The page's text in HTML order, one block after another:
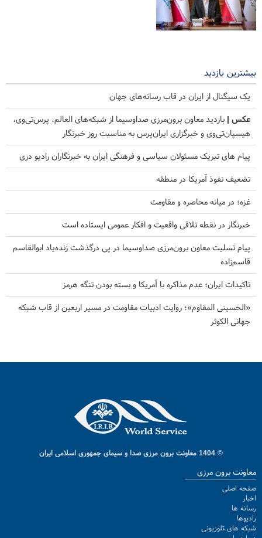
بیشترین بازدید
یک سیگنال از ایران در قاب رسانه‌های جهان
عکس | بازدید معاون برون‌مرزی صداوسیما از شبکه‌های العالم، پرس‌تی‌وی،
هیسپان‌تی‌وی و خبرگزاری ایران‌پرس به مناسبت روز خبرنگار
پیام های تبریک مسئولان سیاسی و فرهنگی ایران به خبرنگاران رادیو دری
تضعیف نفوذ آمریکا در منطقه
غزه؛ در میانه محاصره و مقاومت
خبرنگار در نقطه تلاقی واقعیت و افکار عمومی ایستاده است
پیام تسلیت معاون برون‌مرزی صداوسیما در پی درگذشت زنده‌یاد ابوالقاسم
قاسم‌زاده
تاکیدات ایران؛ عدم مذاکره با آمریکا و بسته بودن تنگه هرمز
«الحسینی المقاوم»؛ روایت ادبیات مقاومت در مسیر اربعین از قاب شبکه
جهانی الکوثر
© 1404 معاونت برون مرزی صدا و سیمای جمهوری اسلامی ایران
معاونت برون مرزی
صفحه اصلی
اخبار
رسانه ها
رادیوها
شبکه های تلوزیونی